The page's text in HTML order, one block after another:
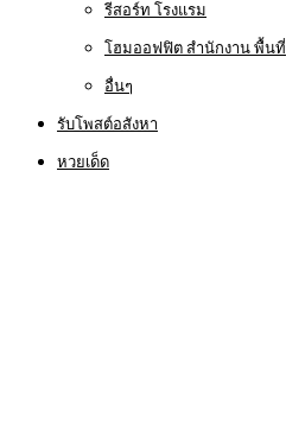
รีสอร์ท โรงแรม
โฮมออฟฟิต สำนักงาน พื้นที่
อื่นๆ
รับโพสต์อสังหา
หวยเด็ด